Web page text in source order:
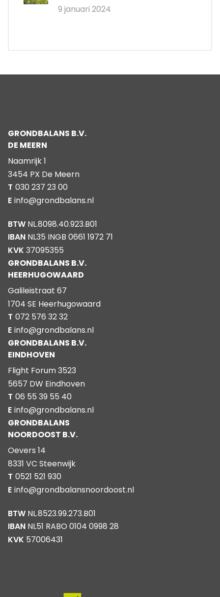
9 januari 2024
GRONDBALANS B.V.
DE MEERN
Naamrijk 1
3454 PX De Meern
T 030 237 23 00
E info@grondbalans.nl
BTW NL.8098.40.923.B01
IBAN NL35 INGB 0661 1972 71
KVK 37095355
GRONDBALANS B.V.
HEERHUGOWAARD
Galileistraat 67
1704 SE Heerhugowaard
T 072 576 32 32
E info@grondbalans.nl
GRONDBALANS B.V.
EINDHOVEN
Flight Forum 3523
5657 DW Eindhoven
T 06 55 39 55 40
E info@grondbalans.nl
GRONDBALANS
NOORDOOST B.V.
Oevers 14
8331 VC Steenwijk
T 0521 521 930
E info@grondbalansnoordoost.nl
BTW NL.8523.99.273.B01
IBAN NL51 RABO 0104 0998 28
KVK 57006431